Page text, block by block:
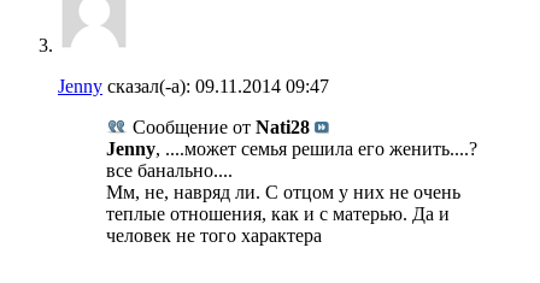
Jenny сказал(-а): 09.11.2014 09:47
Сообщение от Nati28
Jenny, ....может семья решила его женить....?
все банально....
Мм, не, навряд ли. С отцом у них не очень
теплые отношения, как и с матерью. Да и
человек не того характера